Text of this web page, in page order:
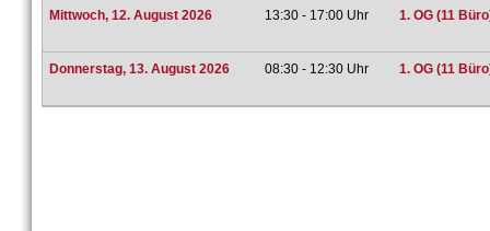
Mittwoch, 12. August 2026 13:30 - 17:00 Uhr 1. OG (11
Donnerstag, 13. August 2026 08:30 - 12:30 Uhr 1. OG (11